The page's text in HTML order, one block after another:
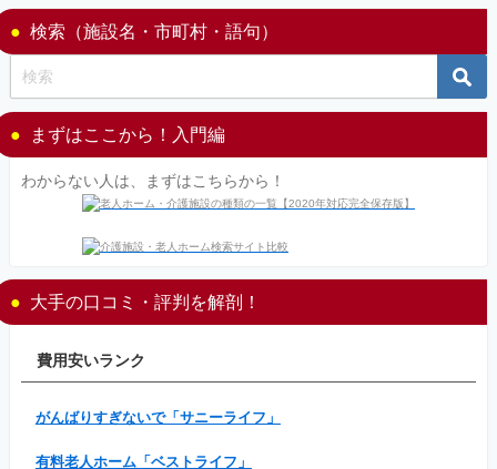
検索（施設名・市町村・語句）
まずはここから！入門編
わからない人は、まずはこちらから！
大手の口コミ・評判を解剖！
費用安いランク
がんばりすぎないで「サニーライフ」
有料老人ホーム「ベストライフ」